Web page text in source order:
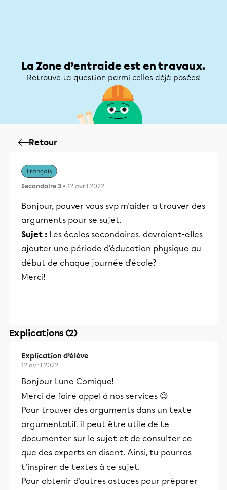
La Zone d’entraide est en travaux.
Retrouve ta question parmi celles déjà posées!
Retour
Français
Secondaire 3 • 12 avril 2022
Bonjour, pouver vous svp m'aider a trouver des
arguments pour se sujet.
Sujet : Les écoles secondaires, devraient-elles
ajouter une période d'éducation physique au
début de chaque journée d'école?
Merci!
Explications (2)
Explication d’élève
12 avril 2022
Bonjour Lune Comique!
Merci de faire appel à nos services 😉
Pour trouver des arguments dans un texte
argumentatif, il peut être utile de te
documenter sur le sujet et de consulter ce
que des experts en disent. Ainsi, tu pourras
t'inspirer de textes à ce sujet.
Pour obtenir d'autres astuces pour préparer